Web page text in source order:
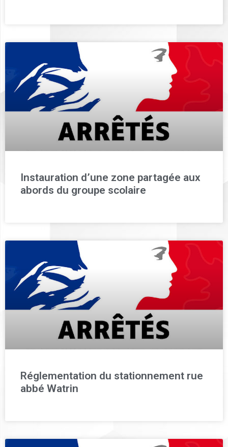
Instauration d’une zone partagée aux
abords du groupe scolaire
Réglementation du stationnement rue
abbé Watrin